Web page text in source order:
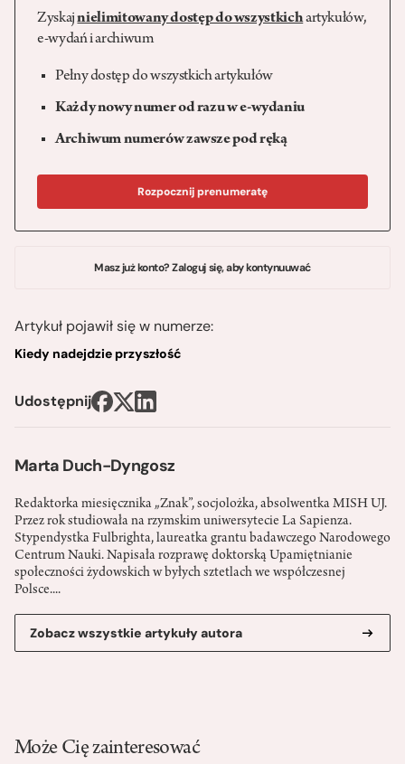
Marta Duch-Dyngosz
Redaktorka miesięcznika „Znak”, socjolożka, absolwentka MISH UJ.
Przez rok studiowała na rzymskim uniwersytecie La Sapienza.
Stypendystka Fulbrighta, laureatka grantu badawczego Narodowego
Centrum Nauki. Napisała rozprawę doktorską Upamiętnianie
społeczności żydowskich w byłych sztetlach we współczesnej
Polsce....
Zobacz wszystkie artykuły autora
Zyskajnielimitowany dostęp do wszystkichartykułów,
e-wydań i archiwum
Pełny dostęp do wszystkich artykułów
Każdy nowy numer od razu w e-wydaniu
Archiwum numerów zawsze pod ręką
Rozpocznij prenumeratę
Masz już konto? Zaloguj się, aby kontynuuwać
Artykuł pojawił się w numerze:
Kiedy nadejdzie przyszłość
Udostępnij
Może Cię zainteresować